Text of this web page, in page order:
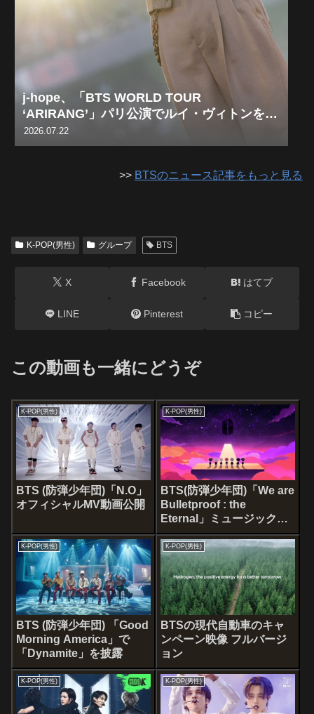
j-hope、「BTS WORLD TOUR
‘ARIRANG’」パリ公演でルイ・ヴィトンを着
用しパフォーマンス
2026.07.22
>> BTSのニュース記事をもっと見る
K-POP(男性) グループ BTS
X Facebook はてブ
LINE Pinterest コピー
この動画も一緒にどうぞ
K-POP(男性)
BTS (防弾少年団)「N.O」
オフィシャルMV動画公開
K-POP(男性)
BTS(防弾少年団)「We are
Bulletproof : the
Eternal」ミュージックビ
デオ [2020 BTS FESTA]
K-POP(男性)
BTS (防弾少年団) 「Good
Morning America」で
「Dynamite」を披露
K-POP(男性)
BTSの現代自動車のキャ
ンペーン映像 フルバージ
ョン
K-POP(男性) K-POP(男性)